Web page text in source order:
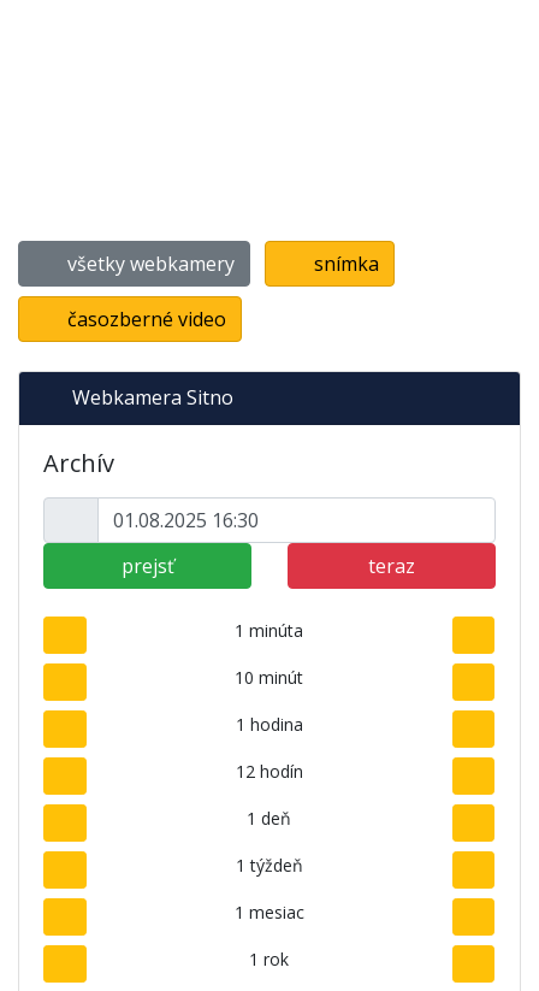
všetky webkamery snímka
časozberné video
Webkamera Sitno
Archív
prejsť teraz
1 minúta
10 minút
1 hodina
12 hodín
1 deň
1 týždeň
1 mesiac
1 rok